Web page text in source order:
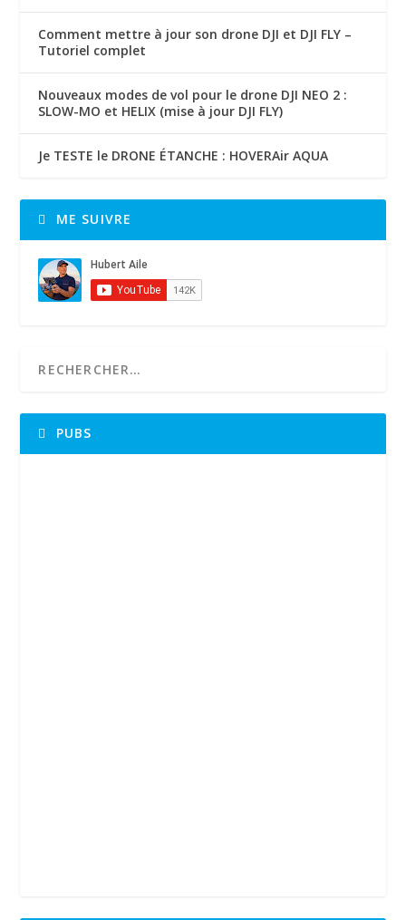
Comment mettre à jour son drone DJI et DJI FLY –
Tutoriel complet
Nouveaux modes de vol pour le drone DJI NEO 2 :
SLOW-MO et HELIX (mise à jour DJI FLY)
Je TESTE le DRONE ÉTANCHE : HOVERAir AQUA
ME SUIVRE
PUBS